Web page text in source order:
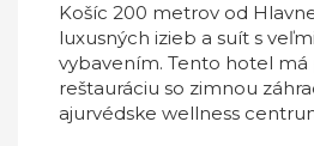
Košíc 200 metrov od
luxusných izieb a suít s
vybavením. Tento hotel má
reštauráciu so zimnou
ajurvédske wellness